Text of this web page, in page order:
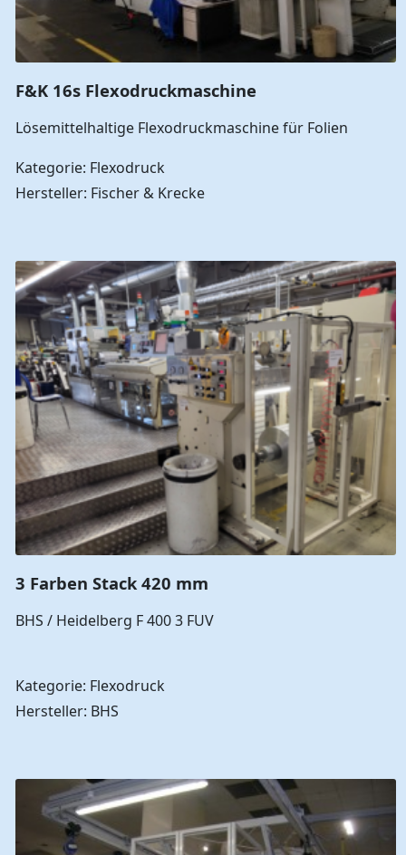
F&K 16s Flexodruckmaschine
Lösemittelhaltige Flexodruckmaschine für Folien
Kategorie: Flexodruck
Hersteller: Fischer & Krecke
3 Farben Stack 420 mm
BHS / Heidelberg F 400 3 FUV
Kategorie: Flexodruck
Hersteller: BHS